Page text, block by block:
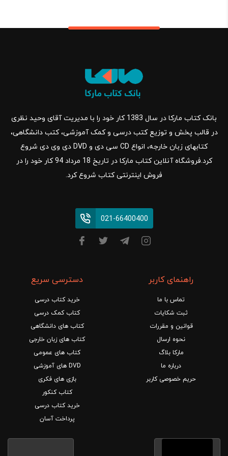
بانک کتاب مارکا در سال 1383 کار خود را با مدیریت آقای وحید نظری
در قالب پخش و توزیع کتب درسی و کمک آموزشی، کتب دانشگاهی،
کتابهای زبان خارجه، انواع CD سی دی و DVD دی وی دی شروع
کرد.فروشگاه آنلاین کتاب مارکا در تاریخ 18 مرداد 94 کار خود را در
فروش اینترنتی کتاب شروع کرد.
021-66400400
راهنمای کاربر
تماس با ما
ثبت شکایات
قوانین و مقررات
نحوه ارسال
مارکا بلاگ
درباره ما
حریم خصوصی کاربر
دسترسی سریع
خرید کتاب درسی
کتاب کمک درسی
کتاب های دانشگاهی
کتاب های زبان خارجی
کتاب های عمومی
DVD های آموزشی
بازی های فکری
کتاب کنکور
خرید کتاب درسی
پرداخت آسان